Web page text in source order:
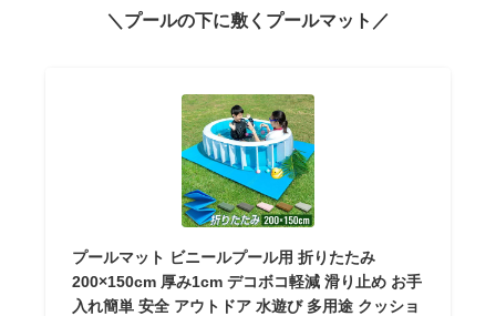
＼プールの下に敷くプールマット／
プールマット ビニールプール用 折りたたみ
200×150cm 厚み1cm デコボコ軽減 滑り止め お手
入れ簡単 安全 アウトドア 水遊び 多用途 クッショ